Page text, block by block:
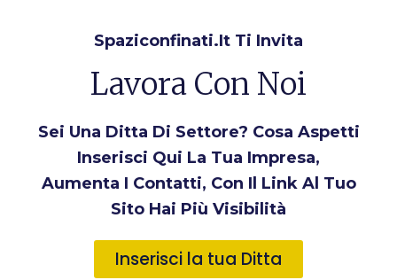
Spaziconfinati.it Ti Invita
Lavora Con Noi
Sei Una Ditta Di Settore? Cosa Aspetti
Inserisci Qui La Tua Impresa,
Aumenta I Contatti, Con Il Link Al Tuo
Sito Hai Più Visibilità
Inserisci la tua Ditta